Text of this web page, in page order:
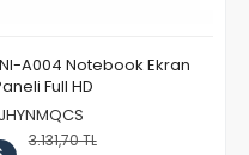
A004 Notebook Ekran
Full HD
3.131,70 TL